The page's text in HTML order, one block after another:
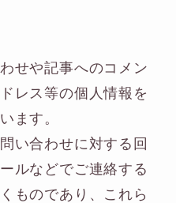
せや記事へのコメン
レス等の個人情報を
ます。
い合わせに対する回
ルなどでご連絡する
ものであり、これら